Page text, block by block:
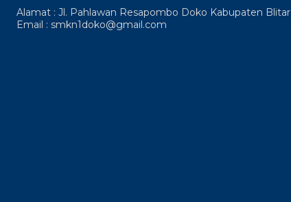
Alamat : Jl. Pahlawan Resapombo Doko Kabupaten Blitar
Email : smkn1doko@gmail.com